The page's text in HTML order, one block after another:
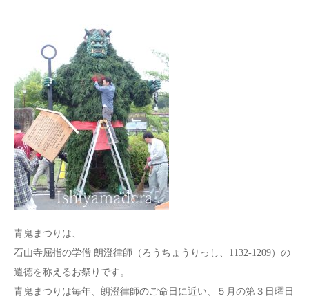
青鬼まつりは、
石山寺屈指の学僧 朗澄律師（ろうちょうりっし、1132-1209）の
遺徳を称えるお祭りです。
青鬼まつりは毎年、朗澄律師のご命日に近い、５月の第３日曜日